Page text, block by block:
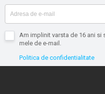
Am implinit varsta de 16 ani si
mele de e-mail.
Politica de confidentialitate